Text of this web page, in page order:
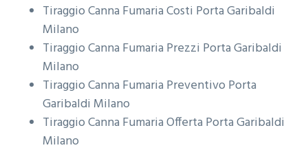
Tiraggio Canna Fumaria Costi Porta Garibaldi
Milano
Tiraggio Canna Fumaria Prezzi Porta Garibaldi
Milano
Tiraggio Canna Fumaria Preventivo Porta
Garibaldi Milano
Tiraggio Canna Fumaria Offerta Porta Garibaldi
Milano